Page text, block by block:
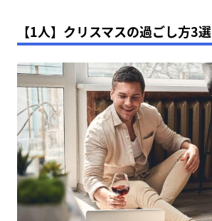
【1人】クリスマスの過ごし方3選